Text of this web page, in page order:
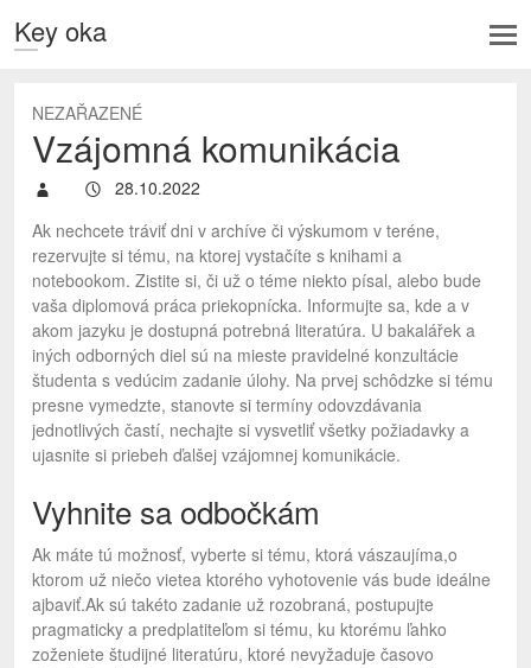
Key oka
NEZAŘAZENÉ
Vzájomná komunikácia
28.10.2022
Ak nechcete tráviť dni v archíve či výskumom v teréne,
rezervujte si tému, na ktorej vystačíte s knihami a
notebookom. Zistite si, či už o téme niekto písal, alebo bude
vaša diplomová práca priekopnícka. Informujte sa, kde a v
akom jazyku je dostupná potrebná literatúra. U bakalářek a
iných odborných diel sú na mieste pravidelné konzultácie
študenta s vedúcim zadanie úlohy. Na prvej schôdzke si tému
presne vymedzte, stanovte si termíny odovzdávania
jednotlivých častí, nechajte si vysvetliť všetky požiadavky a
ujasnite si priebeh ďalšej vzájomnej komunikácie.
Vyhnite sa odbočkám
Ak máte tú možnosť, vyberte si tému, ktorá vászaujíma,o
ktorom už niečo vietea ktorého vyhotovenie vás bude ideálne
ajbaviť.Ak sú takéto zadanie už rozobraná, postupujte
pragmaticky a predplatiteľom si tému, ku ktorému ľahko
zoženiete študijné literatúru, ktoré nevyžaduje časovo